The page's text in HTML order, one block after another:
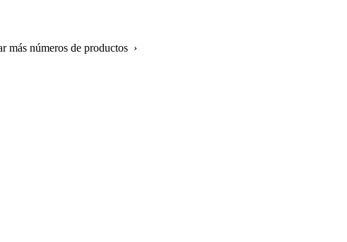
más números de productos ›